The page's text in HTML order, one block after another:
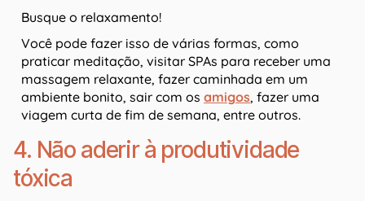
Busque o relaxamento!
Você pode fazer isso de várias formas, como
praticar meditação, visitar SPAs para receber uma
massagem relaxante, fazer caminhada em um
ambiente bonito, sair com os amigos, fazer uma
viagem curta de fim de semana, entre outros.
4. Não aderir à produtividade
tóxica